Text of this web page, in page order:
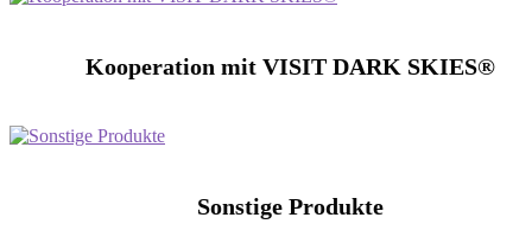
Kooperation mit VISIT DARK SKIES®
Sonstige Produkte